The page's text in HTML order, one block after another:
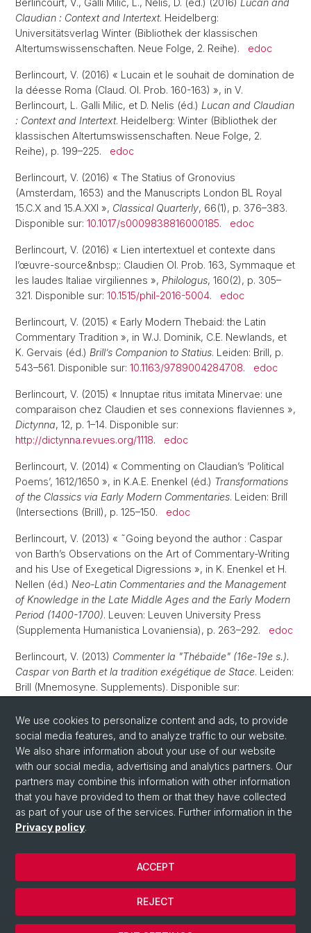
Berlincourt, V., Galli Milic, L., Nelis, D. (éd.) (2016) Lucan and
Claudian : Context and Intertext. Heidelberg:
Universitätsverlag Winter (Bibliothek der klassischen
Altertumswissenschaften. Neue Folge, 2. Reihe). edoc
Berlincourt, V. (2016) « Lucain et le souhait de domination de
la déesse Roma (Claud. Ol. Prob. 160-163) », in V.
Berlincourt, L. Galli Milic, et D. Nelis (éd.) Lucan and Claudian
: Context and Intertext. Heidelberg: Winter (Bibliothek der
klassischen Altertumswissenschaften. Neue Folge, 2.
Reihe), p. 199–225. edoc
Berlincourt, V. (2016) « The Statius of Gronovius
(Amsterdam, 1653) and the Manuscripts London BL Royal
15.C.X and 15.A.XXI », Classical Quarterly, 66(1), p. 376–383.
Disponible sur: 10.1017/s0009838816000185. edoc
Berlincourt, V. (2016) « Lien intertextuel et contexte dans
l’œuvre-source&nbsp;: Claudien Ol. Prob. 163, Symmaque et
les laudes Italiae virgiliennes », Philologus, 160(2), p. 305–
321. Disponible sur: 10.1515/phil-2016-5004. edoc
Berlincourt, V. (2015) « Early Modern Thebaid: the Latin
Commentary Tradition », in W.J. Dominik, C.E. Newlands, et
K. Gervais (éd.) Brill’s Companion to Statius. Leiden: Brill, p.
543–561. Disponible sur: 10.1163/9789004284708. edoc
Berlincourt, V. (2015) « Innuptae ritus imitata Minervae: une
comparaison chez Claudien et ses connexions flaviennes »,
Dictynna, 12, p. 1–14. Disponible sur:
http://dictynna.revues.org/1118. edoc
Berlincourt, V. (2014) « Commenting on Claudian’s ’Political
Poems’, 1612/1650 », in K.A.E. Enenkel (éd.) Transformations
of the Classics via Early Modern Commentaries. Leiden: Brill
(Intersections (Brill), p. 125–150. edoc
Berlincourt, V. (2013) « ˜Going beyond the author : Caspar
von Barth’s Observations on the Art of Commentary-Writing
and his Use of Exegetical Digressions », in K. Enenkel et H.
Nellen (éd.) Neo-Latin Commentaries and the Management
of Knowledge in the Late Middle Ages and the Early Modern
Period (1400-1700). Leuven: Leuven University Press
(Supplementa Humanistica Lovaniensia), p. 263–292. edoc
Berlincourt, V. (2013) Commenter la "Thébaïde" (16e-19e s.).
Caspar von Barth et la tradition exégétique de Stace. Leiden:
Brill (Mnemosyne. Supplements). Disponible sur:
Berlincourt, V. (2011) « Emericus Cruceus’ Conjectures on the
Thebaid and the Achilleid (1620) : a Supplement to the New
Mnemosyne
10.1163/156852511x505385 . edoc
© Université de Bâle
We use cookies to personalize content and ads, to provide
social media features, and to analyze traffic to our website.
We also share information about your use of our website
with our social media, advertising and analytics partners. Our
partners may combine this information with other information
that you have provided to them or that they have collected
as part of your use of the services. Further information in the
Privacy policy.
REJECT
ACCEPT